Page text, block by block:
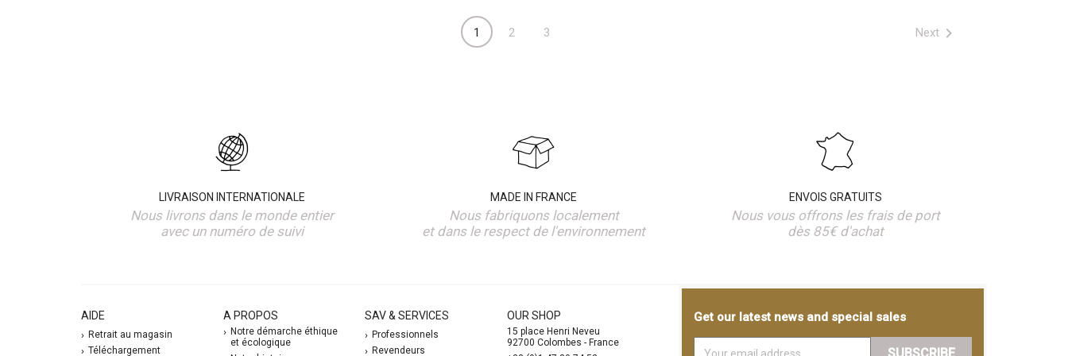
1 2 3 Next 
LIVRAISON INTERNATIONALE
Nous livrons dans le monde entier
avec un numéro de suivi
MADE IN FRANCE
Nous fabriquons localement
et dans le respect de l'environnement
ENVOIS GRATUITS
Nous vous offrons les frais de port
dès 85€ d'achat
AIDE
Retrait au magasin
Téléchargement
A PROPOS
Notre démarche éthique
et écologique
SAV & SERVICES
Professionnels
Revendeurs
OUR SHOP
15 place Henri Neveu
92700 Colombes - France
Get our latest news and special sales